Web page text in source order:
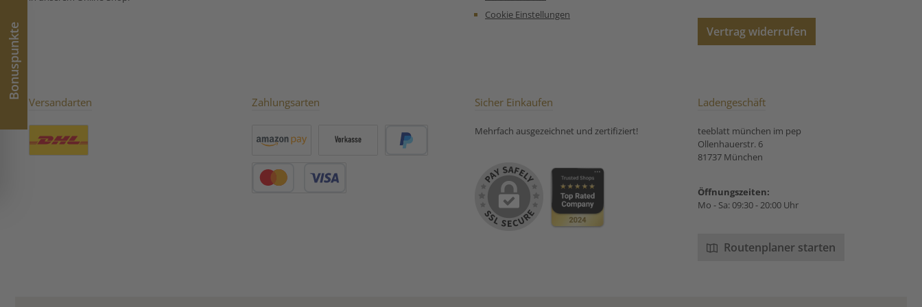
Cookie Einstellungen
Vertrag widerrufen
Versandarten Zahlungsarten Sicher Einkaufen
Mehrfach ausgezeichnet und zertifiziert!
Ladengeschäft
teeblatt münchen im pep
Ollenhauerstr. 6
81737 München
Öffnungszeiten:
Mo - Sa: 09:30 - 20:00 Uhr
Routenplaner starten
Bonuspunkte